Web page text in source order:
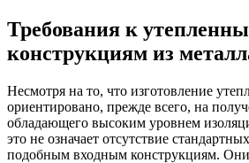
Требования к
конструкциям из
Несмотря на то, что изготовление
ориентировано, прежде всего, на
обладающего высоким уровнем
это не означает отсутствие
подобным входным конструкциям.